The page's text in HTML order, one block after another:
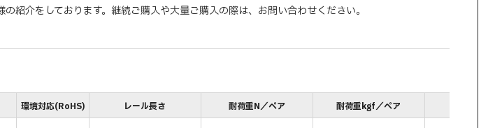
紹介をしております。継続ご購入や大量ご購入の際は、お問い合わせください。
環境対応(RoHS) レール長さ 耐荷重N／ペア 耐荷重kgf／ペア